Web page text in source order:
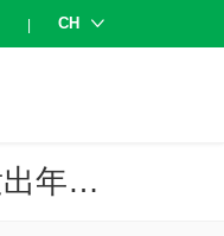
| CH
料美联储将在3月19-20日举行的货币政策会议上作出继续维持政策利率不变的决定，并发出年内降息3次的信号